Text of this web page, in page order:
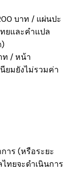
บาท / แผ่นปะ
ยและคำแปล
ท / หน้า
ยมยังไม่รวมค่า
าร (หรือระยะ
ทยจะดำเนินการ